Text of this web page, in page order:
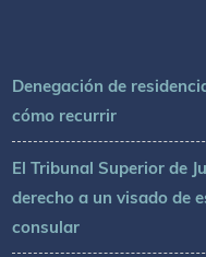
Denegación de
cómo recurrir
El Tribunal Superior de
derecho a un visado de
consular